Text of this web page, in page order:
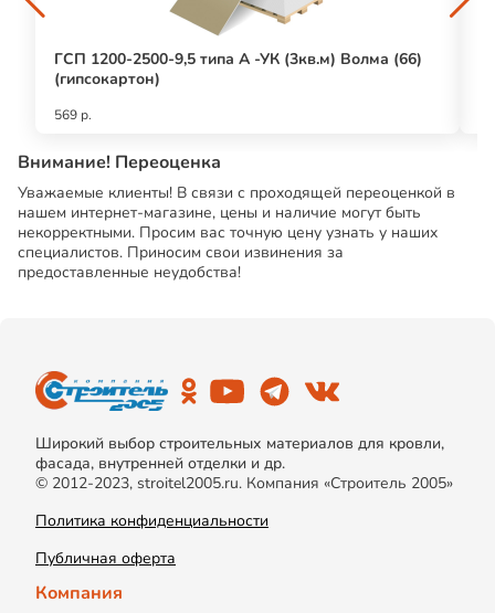
ГСП 1200-2500-9,5 типа А -УК (3кв.м) Волма (66)
(гипсокартон)
569 р.
Внимание! Переоценка
Уважаемые клиенты! В связи с проходящей переоценкой в
нашем интернет-магазине, цены и наличие могут быть
некорректными. Просим вас точную цену узнать у наших
специалистов. Приносим свои извинения за
предоставленные неудобства!
Широкий выбор строительных материалов для кровли,
фасада, внутренней отделки и др.
© 2012-2023, stroitel2005.ru. Компания «Строитель 2005»
Политика конфиденциальности
Публичная оферта
Компания